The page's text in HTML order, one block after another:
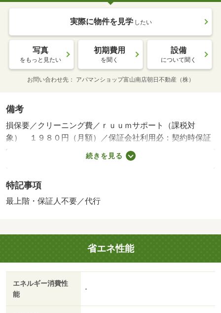
実際に物件を見学 したい
写真
をもっと見たい
初期費用
を聞く
設備
について聞く
お問い合わせ先 アパマンショップ富山南店朝日不動産（株）
備考
損保要／クリーニング費／ｒｕｕｍサポート（課税対
象） １９８０円（月額）／保証会社利用必：契約時保証
委託料：２．２万／月額保証委託料：賃料総額の２．２％
又は５．５％ ※ペット可は２．５万／２．５％／［退去
事務手数料 ２２，０００円がかかります。契約時にクリ
ーニング費６０，０００円、鍵セット費３，３００円（税
エアコン／クロゼット／フローリング／ＴＶインターホン
／室内洗濯置／シューズボックス／洗面所独立／即入居可
／礼金不要／最上階／敷金不要／照明付／保証人不要／二
人入居相談／全居室フローリング／ネット使用料不要／２
駅利用可／敷地内ごみ置き場／プロパンガス／ＢＳ／敷
金・礼金不要／保証会社利用可／ＩＴ重説 対応物件／
続きを見る
特記事項
最上階・保証人不要／代行
省エネ性能
エネルギー消費性
能
-